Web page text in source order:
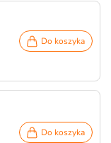
Do koszyka
Do koszyka